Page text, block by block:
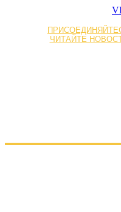
ЧИТАЙТЕ